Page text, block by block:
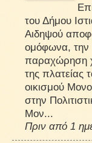
του Δήμου
Αιδηψού
ομόφωνα, την
παραχώρηση
της πλατείας
οικισμού
στην
Μον...
Πριν από 1